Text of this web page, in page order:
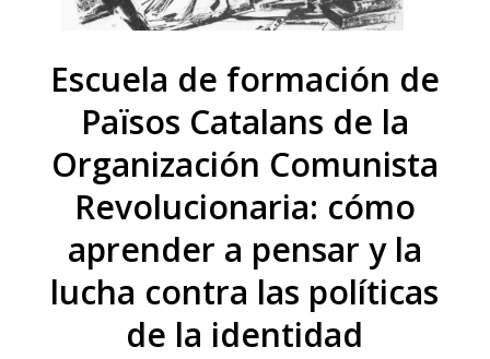
Escuela de formación de
Països Catalans de la
Organización Comunista
Revolucionaria: cómo
aprender a pensar y la
lucha contra las políticas
de la identidad